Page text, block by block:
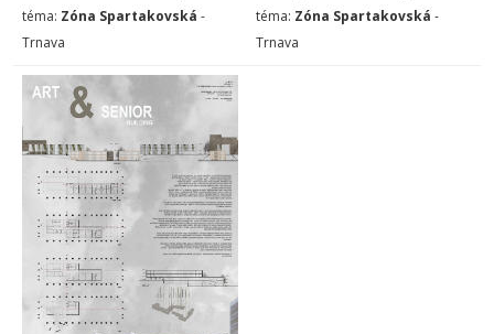
téma: Zóna Spartakovská -
Trnava
téma: Zóna Spartakovská -
Trnava